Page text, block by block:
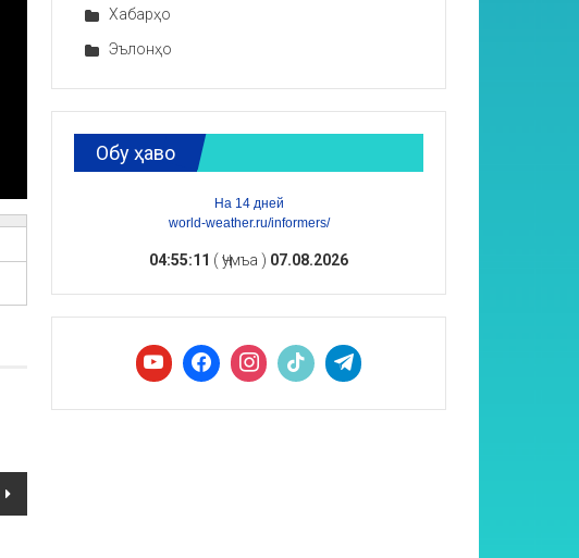
Хабарҳо
Эълонҳо
Обу ҳаво
На 14 дней
world-weather.ru/informers/
04:55:12 ( Ҷумъа ) 07.08.2026